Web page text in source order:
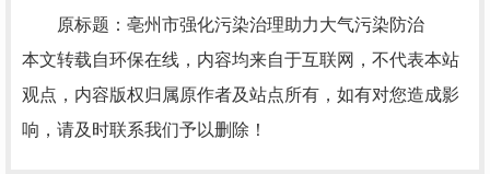
原标题：亳州市强化污染治理助力大气污染防治
本文转载自环保在线，内容均来自于互联网，不代表本站
观点，内容版权归属原作者及站点所有，如有对您造成影
响，请及时联系我们予以删除！